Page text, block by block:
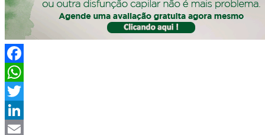
Facebook
WhatsApp
Twitter
LinkedIn